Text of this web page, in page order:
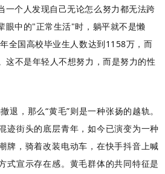
一个人发现自己无论怎么努力都无法跨
眼中的"正常生活"时，躺平就不是懒
全国高校毕业生人数达到1158万，而
这不是年轻人不想努力，而是努力的性
退，那么“黄毛”则是一种张扬的越轨。
迹街头的底层青年，如今已演变为一种
牌，骑着改装电动车，在快手抖音上喊
式宣示存在感。黄毛群体的共同特征是